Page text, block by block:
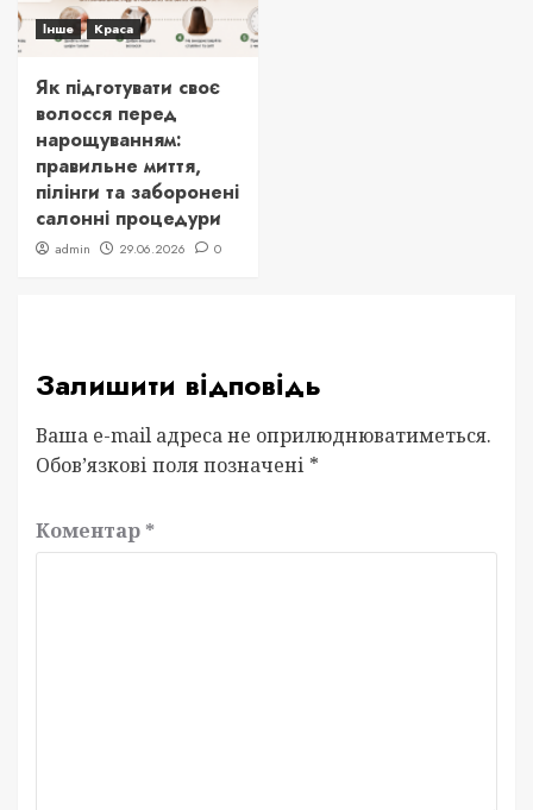
Інше Краса
Як підготувати своє
волосся перед
нарощуванням:
правильне миття,
пілінги та заборонені
салонні процедури
admin 29.06.2026 0
Залишити відповідь
Ваша e-mail адреса не оприлюднюватиметься.
Обов’язкові поля позначені *
Коментар *